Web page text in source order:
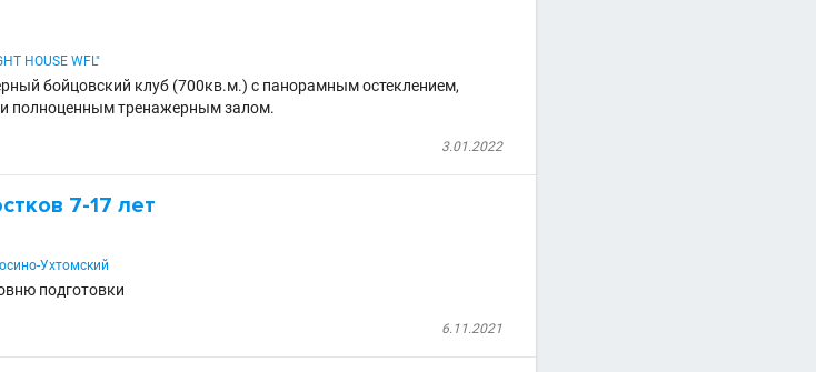
HOUSE WFL"
бойцовский клуб (700кв.м.) с панорамным остеклением,
полноценным тренажерным залом.
3.01.2022
7-17 лет
Ухтомский
подготовки
6.11.2021